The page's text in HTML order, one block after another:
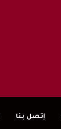
إتصل بنا